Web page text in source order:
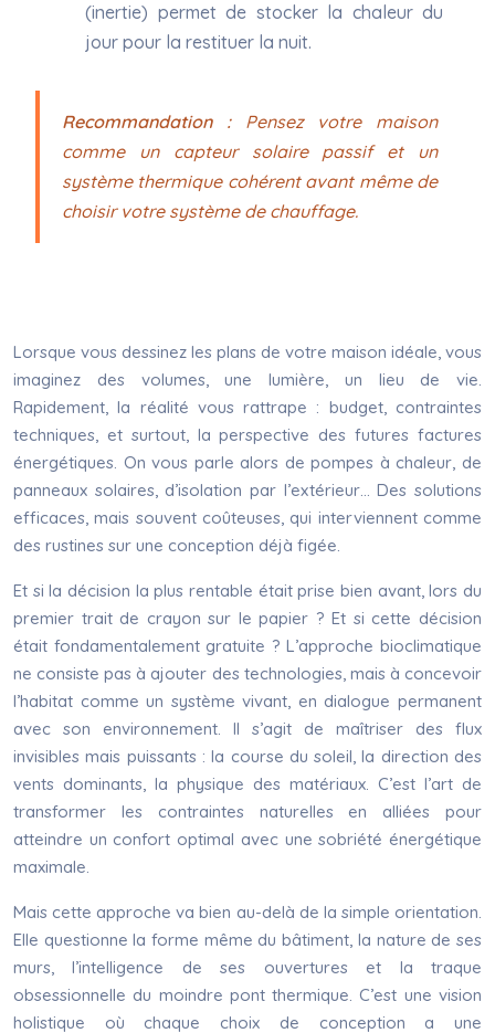
(inertie) permet de stocker la chaleur du
jour pour la restituer la nuit.
Recommandation :Pensez votre maison
comme un capteur solaire passif et un
système thermique cohérent avant même de
choisir votre système de chauffage.
Lorsque vous dessinez les plans de votre maison idéale, vous
imaginez des volumes, une lumière, un lieu de vie.
Rapidement, la réalité vous rattrape : budget, contraintes
techniques, et surtout, la perspective des futures factures
énergétiques. On vous parle alors de pompes à chaleur, de
panneaux solaires, d’isolation par l’extérieur… Des solutions
efficaces, mais souvent coûteuses, qui interviennent comme
des rustines sur une conception déjà figée.
Et si la décision la plus rentable était prise bien avant, lors du
premier trait de crayon sur le papier ? Et si cette décision
était fondamentalement gratuite ? L’approche bioclimatique
ne consiste pas à ajouter des technologies, mais à concevoir
l’habitat comme un système vivant, en dialogue permanent
avec son environnement. Il s’agit de maîtriser des flux
invisibles mais puissants : la course du soleil, la direction des
vents dominants, la physique des matériaux. C’est l’art de
transformer les contraintes naturelles en alliées pour
atteindre un confort optimal avec une sobriété énergétique
maximale.
Mais cette approche va bien au-delà de la simple orientation.
Elle questionne la forme même du bâtiment, la nature de ses
murs, l’intelligence de ses ouvertures et la traque
obsessionnelle du moindre pont thermique. C’est une vision
holistique où chaque choix de conception a une